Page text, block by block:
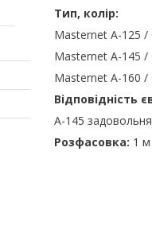
Тип, колір:
Masternet A-125 /
Masternet A-145 /
Masternet A-160 /
Відповідність
A-145
Розфасовка: 1